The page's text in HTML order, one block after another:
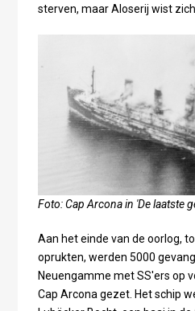
sterven, maar Aloserij wist
Foto: Cap Arcona in 'De laatste
Aan het einde van de oorlog,
oprukten, werden 5000
Neuengamme met SS'ers op
Cap Arcona gezet. Het schip